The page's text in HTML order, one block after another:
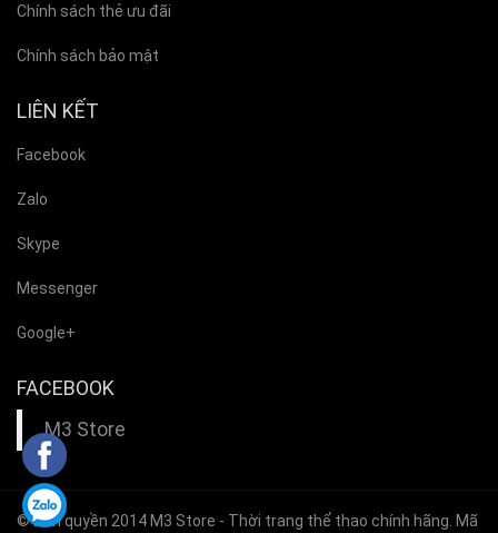
Chính sách thẻ ưu đãi
Chính sách bảo mật
LIÊN KẾT
Facebook
Zalo
Skype
Messenger
Google+
FACEBOOK
M3 Store
© Bản quyền 2014 M3 Store - Thời trang thể thao chính hãng. Mã